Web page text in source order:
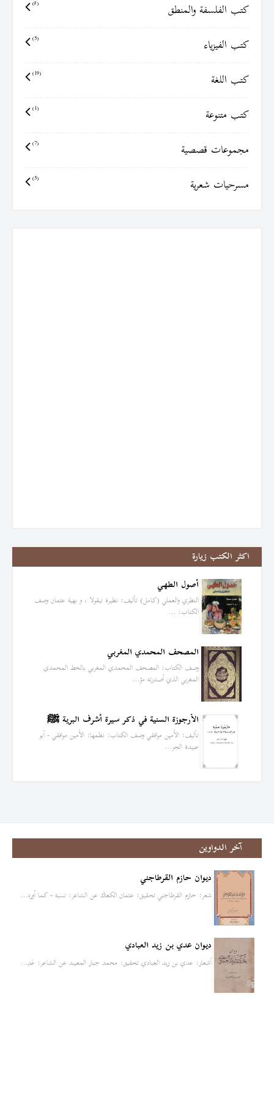
كتب الفلسفة والمنطق (8)
كتب الفيزياء (5)
كتب اللغة (19)
كتب متنوعة (1)
مجموعات قصصية (7)
مسرحيات شعرية (5)
اكثر الكتب زيارة
أصول الطهي
النظري والعملي (كامل) تأليف: نظيرة نيقولا ، و بهية عثمان وصف
الكتاب: …
المصحف المحمدي المغربي
وصف الكتاب: المصحف المحمدي المغربي بالخط المحمدي
المغربي الذي أصدرته مؤ…
الأرجوزة السنية في ذكر سيرة أشرف البرية ﷺ
تأليف: الأمين موافقي وصف الكتاب: نظمها: الأمين موافقي - أبو
عبيدة الجز…
آخر الدواوين
ديوان حازم القرطاجني
شعر: حازم القرطاجني تحقيق: عثمان الكعاك عن الشاعر: نسبه - كما أورد…
ديوان عدي بن زيد العبادي
أشعار: عدي بن زيد العبادي تحقيق: محمد جبار المعيبد عن الشاعر: عَدِ…